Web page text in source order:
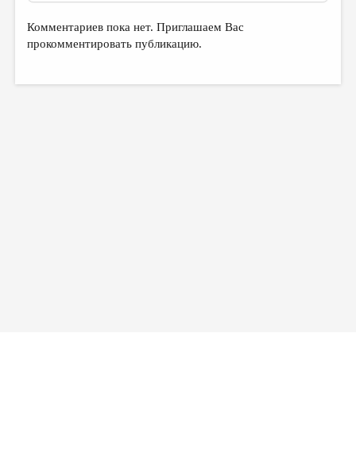
Комментариев пока нет. Приглашаем Вас
прокомментировать публикацию.